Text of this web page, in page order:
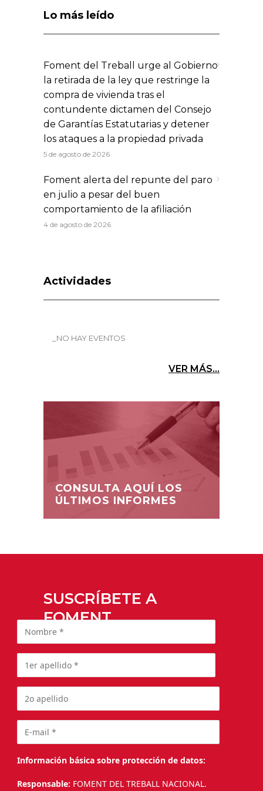
Lo más leído
Foment del Treball urge al Gobierno
la retirada de la ley que restringe la
compra de vivienda tras el
contundente dictamen del Consejo
de Garantías Estatutarias y detener
los ataques a la propiedad privada
5 de agosto de 2026
Foment alerta del repunte del paro
en julio a pesar del buen
comportamiento de la afiliación
4 de agosto de 2026
Actividades
_NO HAY EVENTOS
VER MÁS...
CONSULTA AQUÍ LOS
ÚLTIMOS INFORMES
SUSCRÍBETE A
FOMENT
Información básica sobre protección de datos:
Responsable: FOMENT DEL TREBALL NACIONAL.